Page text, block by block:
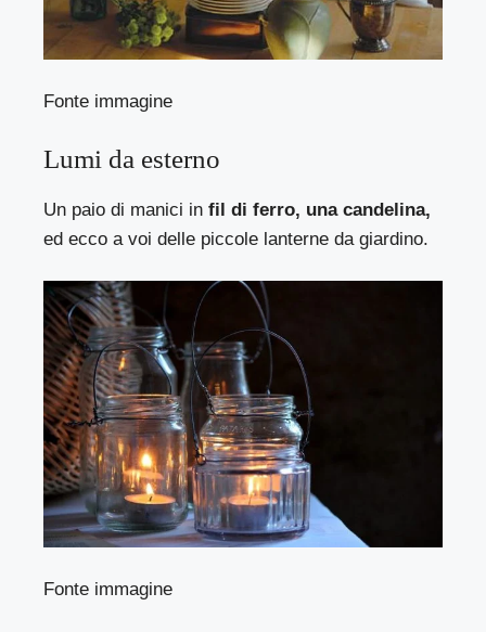
Fonte immagine
Lumi da esterno
Un paio di manici infil di ferro, una candelina,
ed ecco a voi delle piccole lanterne da giardino.
Fonte immagine